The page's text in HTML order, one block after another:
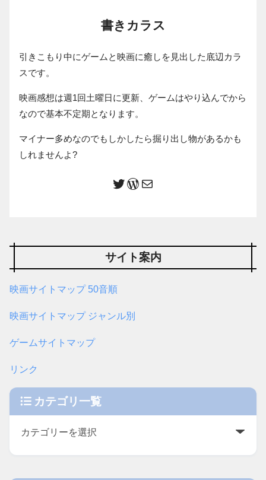
書きカラス
引きこもり中にゲームと映画に癒しを見出した底辺カラ
スです。
映画感想は週1回土曜日に更新、ゲームはやり込んでから
なので基本不定期となります。
マイナー多めなのでもしかしたら掘り出し物があるかも
しれませんよ?
サイト案内
映画サイトマップ 50音順
映画サイトマップ ジャンル別
ゲームサイトマップ
リンク
カテゴリ一覧